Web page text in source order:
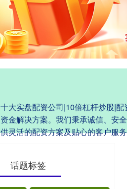
十大实盘配资公司|10倍杠杆炒股|
资金解决方案。我们秉承诚信、安
供灵活的配资方案及贴心的客户服
话题标签